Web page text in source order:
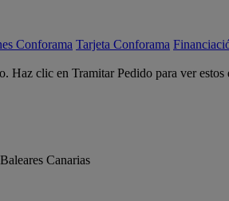
Conforama Tarjeta Conforama
Haz clic en Tramitar Pedido para ver estos
Baleares Canarias